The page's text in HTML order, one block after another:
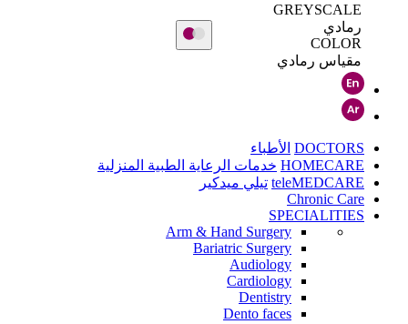
GREYSCALE
رمادي
COLOR
مقياس رمادي
DOCTORS الأطباء
HOMECARE خدمات الرعاية الطبية المنزلية
teleMEDCARE تيلي ميدكير
Chronic Care
SPECIALITIES
Arm & Hand Surgery
Bariatric Surgery
Audiology
Cardiology
Dentistry
Dento faces